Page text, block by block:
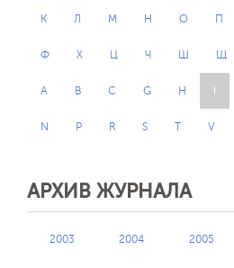
К Л М Н О П
Ф Х Ц Ч Ш Щ
A B C G H
N P R S T V
АРХИВ ЖУРНАЛА
2003 2004 2005